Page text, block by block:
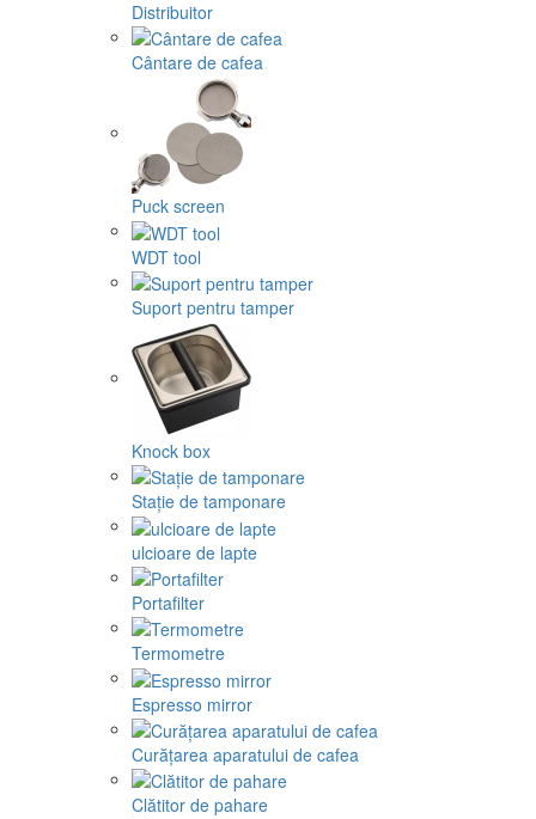
Distribuitor
Cântare de cafea
Puck screen
WDT tool
Suport pentru tamper
Knock box
Stație de tamponare
ulcioare de lapte
Portafilter
Termometre
Espresso mirror
Curățarea aparatului de cafea
Clătitor de pahare